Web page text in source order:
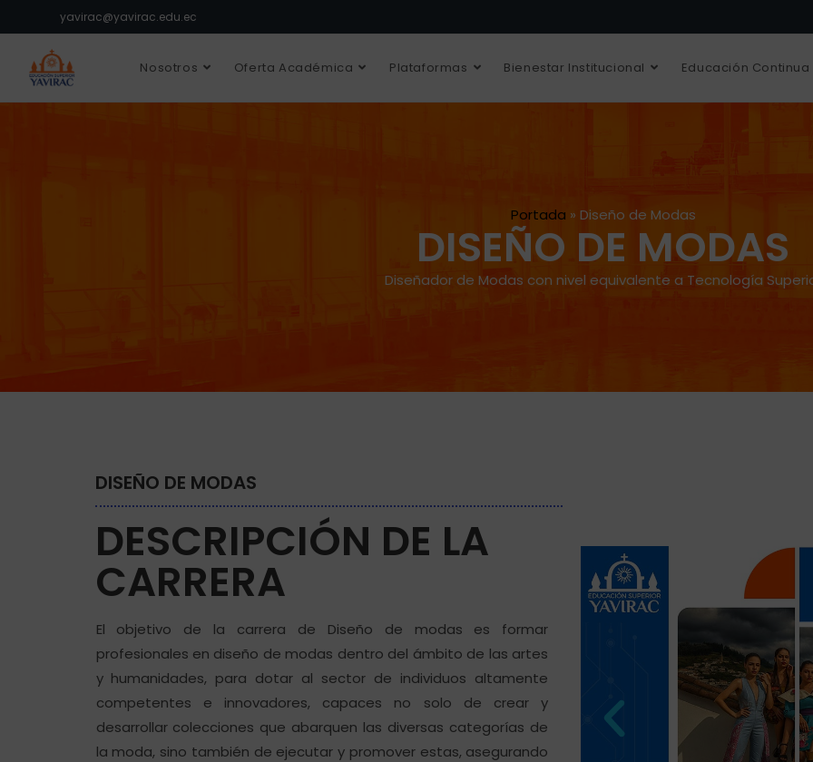
yavirac@yavirac.edu.ec
Nosotros Oferta Académica Plataformas Bienestar Institucional Educación Continua
Portada » Diseño de Modas
DISEÑO DE MODAS
Diseñador de Modas con nivel equivalente a Tecnología
DISEÑO DE MODAS
DESCRIPCIÓN DE LA
CARRERA
El objetivo de la carrera de Diseño de modas es formar
profesionales en diseño de modas dentro del ámbito de las artes
y humanidades, para dotar al sector de individuos altamente
competentes e innovadores, capaces no solo de crear y
desarrollar colecciones que abarquen las diversas categorías de
la moda, sino también de ejecutar y promover estas, asegurando